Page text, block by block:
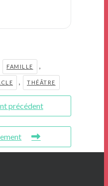
FAMILLE ,
, THÉÂTRE
précédent